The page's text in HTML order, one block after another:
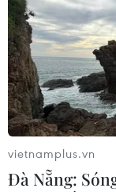
vietnamplus.vn
Đà Nẵng: